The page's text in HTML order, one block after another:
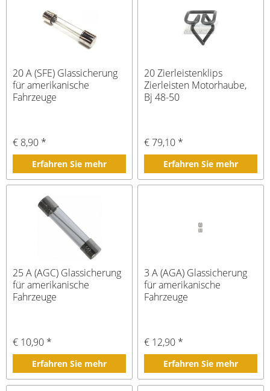
20 A (SFE) Glassicherung
für amerikanische
Fahrzeuge
€ 8,90 *
Erfahren Sie mehr
20 Zierleistenklips
Zierleisten Motorhaube,
Bj 48-50
€ 79,10 *
Erfahren Sie mehr
25 A (AGC) Glassicherung
für amerikanische
Fahrzeuge
€ 10,90 *
Erfahren Sie mehr
3 A (AGA) Glassicherung
für amerikanische
Fahrzeuge
€ 12,90 *
Erfahren Sie mehr